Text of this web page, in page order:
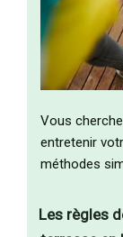
Vous
entretenir
méthodes
Les règles